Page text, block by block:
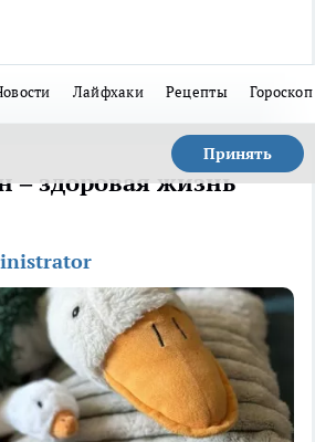
Лайфхаки Рецепты Гороскоп
Принять
– здоровая жизнь